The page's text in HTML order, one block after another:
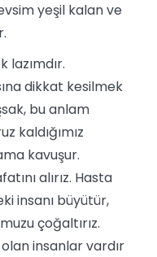
yeşil kalan ve
lazımdır.
dikkat kesilmek
bu anlam
kaldığımız
kavuşur.
alırız. Hasta
insanı büyütür,
çoğaltırız.
insanlar vardır